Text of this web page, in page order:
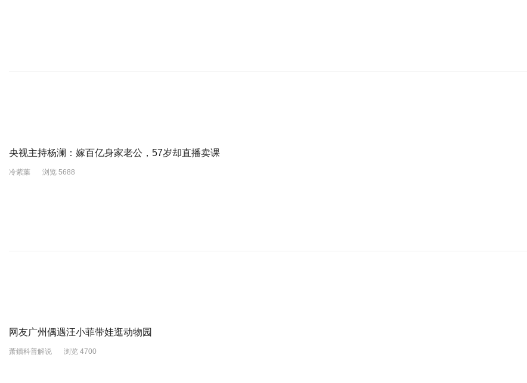
央视主持杨澜：嫁百亿身家老公，57岁却直播卖课
冷紫葉 浏览 5688
网友广州偶遇汪小菲带娃逛动物园
萧鑟科普解说 浏览 4700